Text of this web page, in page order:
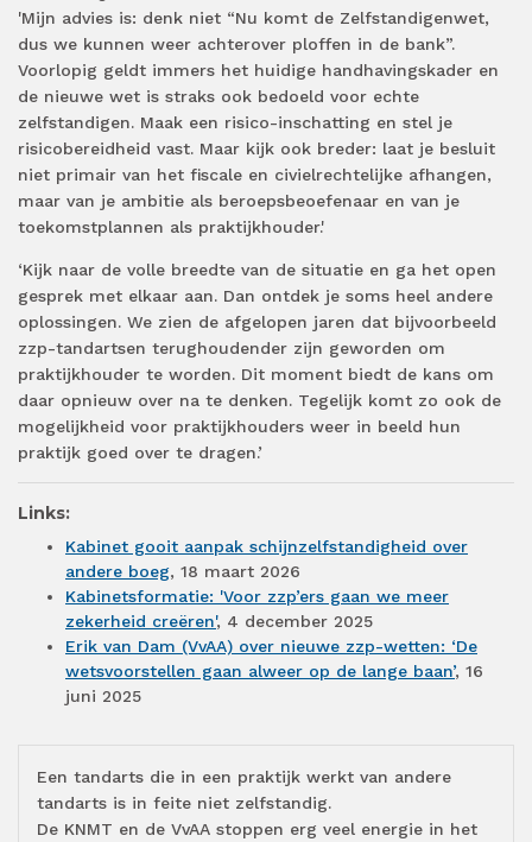
'Mijn advies is: denk niet “Nu komt de Zelfstandigenwet,
dus we kunnen weer achterover ploffen in de bank”.
Voorlopig geldt immers het huidige handhavingskader en
de nieuwe wet is straks ook bedoeld voor echte
zelfstandigen. Maak een risico-inschatting en stel je
risicobereidheid vast. Maar kijk ook breder: laat je besluit
niet primair van het fiscale en civielrechtelijke afhangen,
maar van je ambitie als beroepsbeoefenaar en van je
toekomstplannen als praktijkhouder.'
‘Kijk naar de volle breedte van de situatie en ga het open
gesprek met elkaar aan. Dan ontdek je soms heel andere
oplossingen. We zien de afgelopen jaren dat bijvoorbeeld
zzp-tandartsen terughoudender zijn geworden om
praktijkhouder te worden. Dit moment biedt de kans om
daar opnieuw over na te denken. Tegelijk komt zo ook de
mogelijkheid voor praktijkhouders weer in beeld hun
praktijk goed over te dragen.’
Links:
Kabinet gooit aanpak schijnzelfstandigheid over
andere boeg, 18 maart 2026
Kabinetsformatie: 'Voor zzp’ers gaan we meer
zekerheid creëren', 4 december 2025
Erik van Dam (VvAA) over nieuwe zzp-wetten: ‘De
wetsvoorstellen gaan alweer op de lange baan’, 16
juni 2025
Een tandarts die in een praktijk werkt van andere
tandarts is in feite niet zelfstandig.
De KNMT en de VvAA stoppen erg veel energie in het